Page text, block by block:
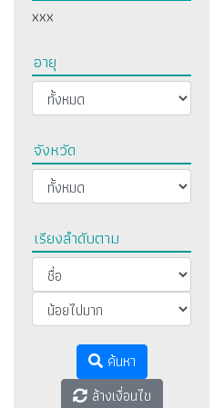
xxx
อายุ
จังหวัด
เรียงลำดับตาม
ค้นหา
ล้างเงื่อนไข